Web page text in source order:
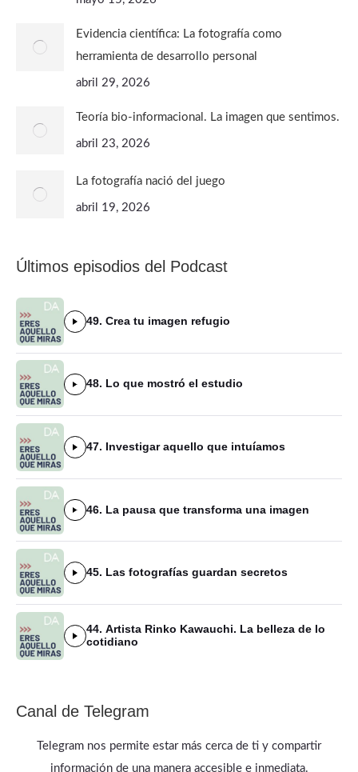
Evidencia científica: La fotografía como
herramienta de desarrollo personal
abril 29, 2026
Teoría bio-informacional. La imagen que sentimos.
abril 23, 2026
La fotografía nació del juego
abril 19, 2026
Últimos episodios del Podcast
49. Crea tu imagen refugio
48. Lo que mostró el estudio
47. Investigar aquello que intuíamos
46. La pausa que transforma una imagen
45. Las fotografías guardan secretos
44. Artista Rinko Kawauchi. La belleza de lo
cotidiano
Canal de Telegram
Telegram nos permite estar más cerca de ti y compartir
información de una manera accesible e inmediata.